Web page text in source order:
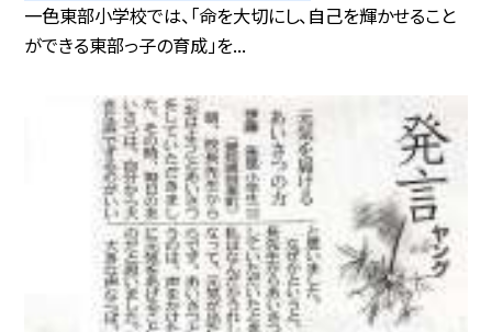
一色東部小学校では、「命を大切にし、自己を輝かせること
ができる東部っ子の育成」を...